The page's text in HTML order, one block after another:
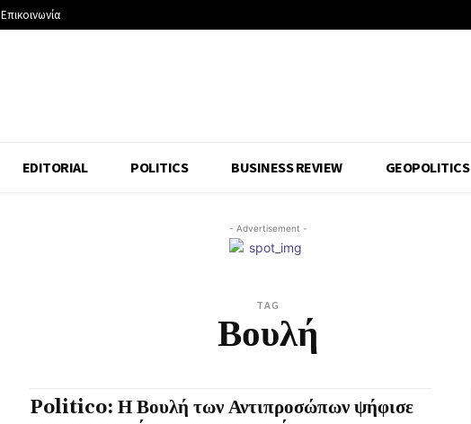
Επικοινωνία
EDITORIAL POLITICS BUSINESS REVIEW GEOPOLITICS
- Advertisement -
TAG
Βουλή
Politico: Η Βουλή των Αντιπροσώπων ψήφισε